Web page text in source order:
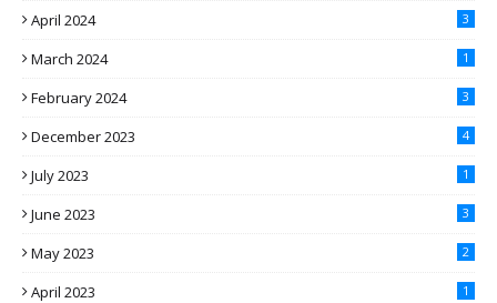
April 2024 3
March 2024 1
February 2024 3
December 2023 4
July 2023 1
June 2023 3
May 2023 2
April 2023 1